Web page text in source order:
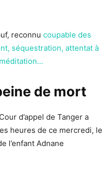
reconnu coupable des
séquestration, attentat à
de mort
d’appel de Tanger a
heures de ce mercredi, le
l’enfant Adnane